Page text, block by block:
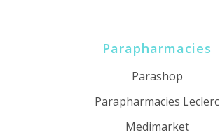
Parapharmacies
Parashop
Parapharmacies Leclerc
Medimarket